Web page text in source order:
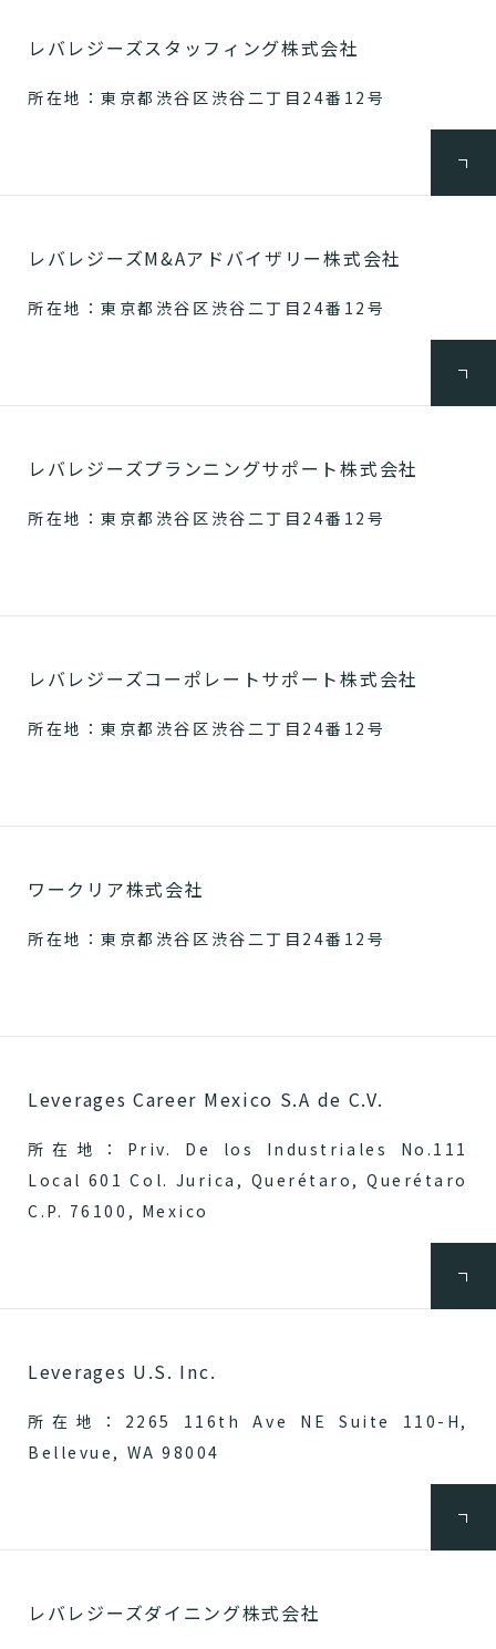
レバレジーズスタッフィング株式会社
所在地：東京都渋谷区渋谷二丁目24番12号
レバレジーズM&Aアドバイザリー株式会社
所在地：東京都渋谷区渋谷二丁目24番12号
レバレジーズプランニングサポート株式会社
所在地：東京都渋谷区渋谷二丁目24番12号
レバレジーズコーポレートサポート株式会社
所在地：東京都渋谷区渋谷二丁目24番12号
ワークリア株式会社
所在地：東京都渋谷区渋谷二丁目24番12号
Leverages Career Mexico S.A de C.V.
所在地：Priv. De los Industriales No.111
Local 601 Col. Jurica, Querétaro, Querétaro
C.P. 76100, Mexico
Leverages U.S. Inc.
所在地：2265 116th Ave NE Suite 110-H,
Bellevue, WA 98004
レバレジーズダイニング株式会社